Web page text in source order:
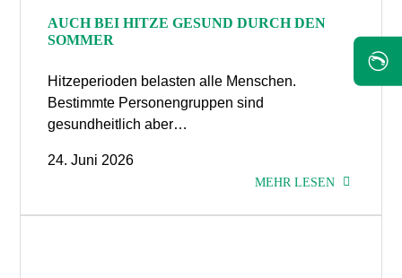
AUCH BEI HITZE GESUND DURCH DEN
SOMMER
Hitzeperioden belasten alle Menschen.
Bestimmte Personengruppen sind
gesundheitlich aber…
24. Juni 2026
MEHR LESEN
✆